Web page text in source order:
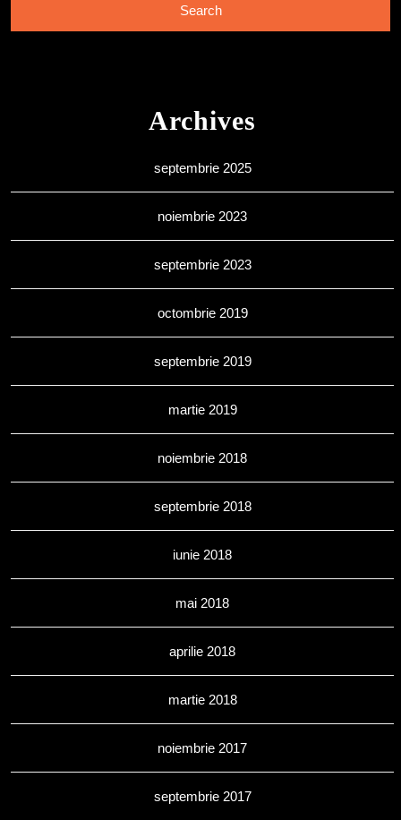
Archives
septembrie 2025
noiembrie 2023
septembrie 2023
octombrie 2019
septembrie 2019
martie 2019
noiembrie 2018
septembrie 2018
iunie 2018
mai 2018
aprilie 2018
martie 2018
noiembrie 2017
septembrie 2017